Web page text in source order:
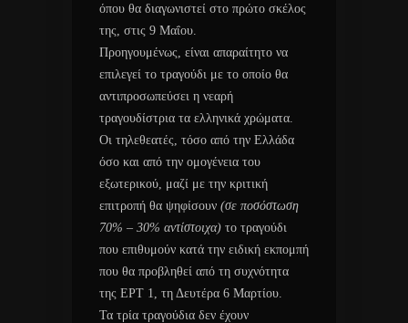
όπου θα διαγωνιστεί στο πρώτο σκέλος
της, στις 9 Μαΐου.
Προηγουμένως, είναι απαραίτητο να
επιλεγεί το τραγούδι με το οποίο θα
αντιπροσωπεύσει η νεαρή
τραγουδίστρια τα ελληνικά χρώματα.
Οι τηλεθεατές, τόσο από την Ελλάδα
όσο και από την ομογένεια του
εξωτερικού, μαζί με την κριτική
επιτροπή θα ψηφίσουν (σε ποσόστωση
70% – 30% αντίστοιχα) το τραγούδι
που επιθυμούν κατά την ειδική εκπομπή
που θα προβληθεί από τη συχνότητα
της ΕΡΤ 1, τη Δευτέρα 6 Μαρτίου.
Τα τρία τραγούδια δεν έχουν